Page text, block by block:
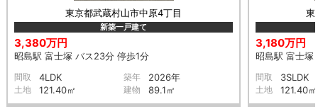
東京都武蔵村山市中原4丁目
新築一戸建て
3,380万円
昭島駅 富士塚 バス23分 停歩1分
間取 4LDK 築年 2026年
土地 121.40㎡ 建物 89.1㎡
東
3,180万円
昭島駅 富士塚
間取 3SLDK
土地 121.40㎡